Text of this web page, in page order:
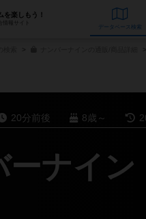
を楽しもう！
情報サイト
データ
20分前後 8歳～
ーナイン